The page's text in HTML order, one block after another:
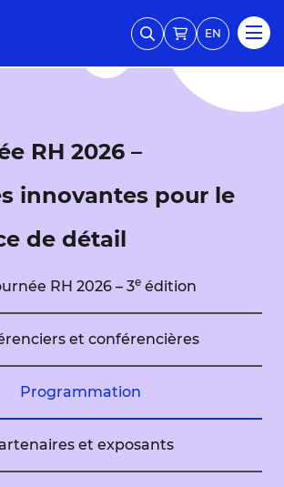
EN
RH 2026 –
innovantes pour le
de détail
RH 2026 – 3e édition
et conférencières
Programmation
et exposants